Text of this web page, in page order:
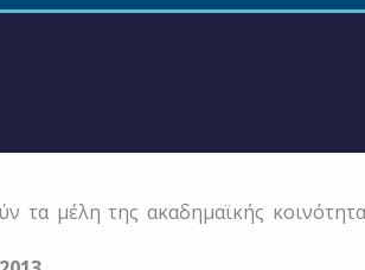
τα μέλη της ακαδημαϊκής